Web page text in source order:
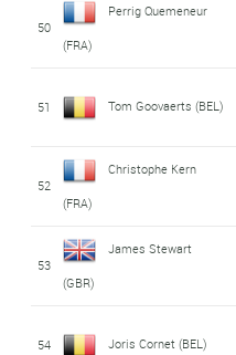
50
Perrig Quemeneur
(FRA)
51 Tom Goovaerts (BEL)
52
Christophe Kern
(FRA)
53
James Stewart
(GBR)
54 Joris Cornet (BEL)